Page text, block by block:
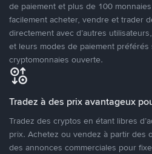
de paiement et plus de 100
facilement acheter, vendre et trader
directement avec d’autres
et leurs modes de paiement
cryptomonnaies ouverte.
Tradez à des prix avantageux
Tradez des cryptos en étant libres
prix. Achetez ou vendez à partir des
des annonces commerciales pour